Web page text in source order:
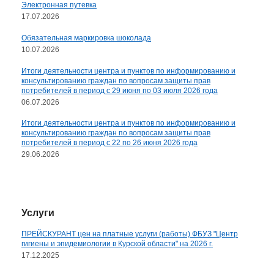
Электронная путевка
17.07.2026
Обязательная маркировка шоколада
10.07.2026
Итоги деятельности центра и пунктов по информированию и
консультированию граждан по вопросам защиты прав
потребителей в период с 29 июня по 03 июля 2026 года
06.07.2026
Итоги деятельности центра и пунктов по информированию и
консультированию граждан по вопросам защиты прав
потребителей в период с 22 по 26 июня 2026 года
29.06.2026
Услуги
ПРЕЙСКУРАНТ цен на платные услуги (работы) ФБУЗ "Центр
гигиены и эпидемиологии в Курской области" на 2026 г.
17.12.2025